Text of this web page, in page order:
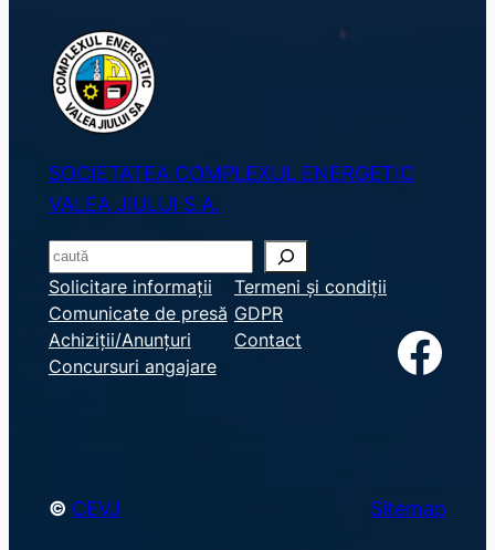
SOCIETATEA COMPLEXUL ENERGETIC
VALEA JIULUI S.A.
S
e
a
r
c
Solicitare informații
Comunicate de presă
Achiziții/Anunțuri
Concursuri angajare
Termeni și condiții
GDPR
Contact
Facebook
© CEVJ Sitemap